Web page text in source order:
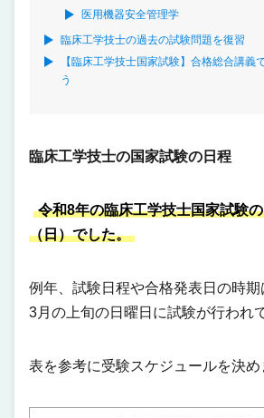
医用機器安全管理学
臨床工学技士の過去の試験問題を復習
【臨床工学技士国家試験】合格総合講義
う
臨床工学技士の国家試験の日程
令和8年の臨床工学技士国家試験
（日）でした。
例年、試験日程や合格発表日の時期
3月の上旬の日曜日に試験が行われ
表を参考に受験スケジュールを決め